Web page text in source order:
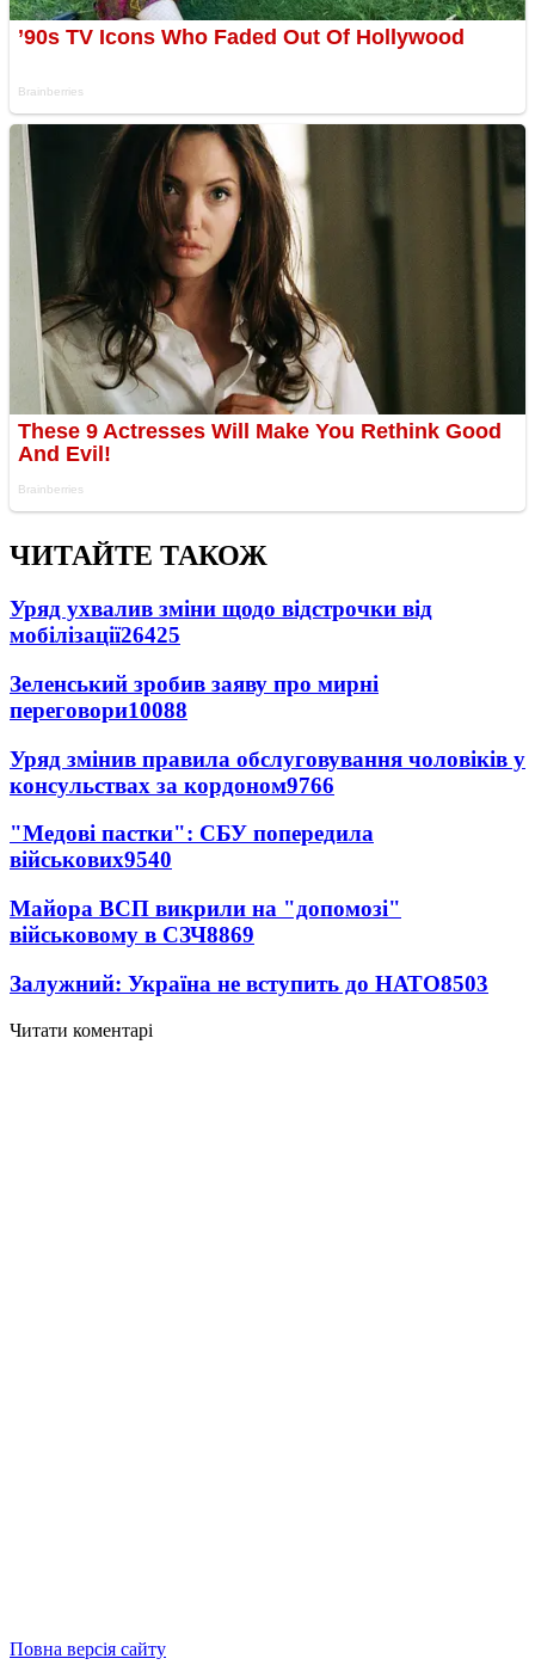
ЧИТАЙТЕ ТАКОЖ
Уряд ухвалив зміни щодо відстрочки від
мобілізації26425
Зеленський зробив заяву про мирні
переговори10088
Уряд змінив правила обслуговування чоловіків у
консульствах за кордоном9766
"Медові пастки": СБУ попередила
військових9540
Майора ВСП викрили на "допомозі"
військовому в СЗЧ8869
Залужний: Україна не вступить до НАТО8503
Читати коментарі
Повна версія сайту